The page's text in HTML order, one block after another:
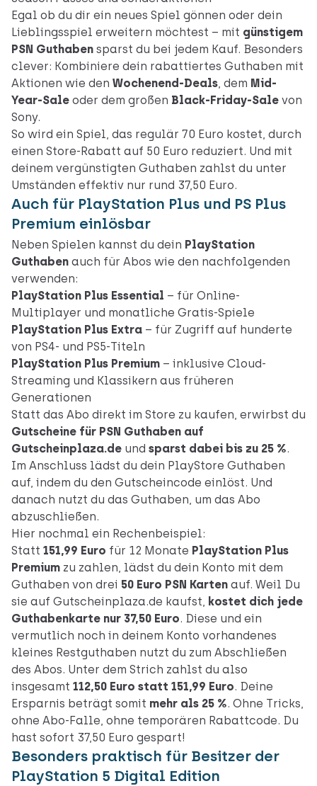
Egal ob du dir ein neues Spiel gönnen oder dein
Lieblingsspiel erweitern möchtest – mit günstigem
PSN Guthaben sparst du bei jedem Kauf. Besonders
clever: Kombiniere dein rabattiertes Guthaben mit
Aktionen wie den Wochenend-Deals, dem Mid-
Year-Sale oder dem großen Black-Friday-Sale von
Sony.
So wird ein Spiel, das regulär 70 Euro kostet, durch
einen Store-Rabatt auf 50 Euro reduziert. Und mit
deinem vergünstigten Guthaben zahlst du unter
Umständen effektiv nur rund 37,50 Euro.
Auch für PlayStation Plus und PS Plus
Premium einlösbar
Neben Spielen kannst du dein PlayStation
Guthaben auch für Abos wie den nachfolgenden
verwenden:
PlayStation Plus Essential – für Online-
Multiplayer und monatliche Gratis-Spiele
PlayStation Plus Extra – für Zugriff auf hunderte
von PS4- und PS5-Titeln
PlayStation Plus Premium – inklusive Cloud-
Streaming und Klassikern aus früheren
Generationen
Statt das Abo direkt im Store zu kaufen, erwirbst du
Gutscheine für PSN Guthaben auf
Gutscheinplaza.de und sparst dabei bis zu 25 %.
Im Anschluss lädst du dein PlayStore Guthaben
auf, indem du den Gutscheincode einlöst. Und
danach nutzt du das Guthaben, um das Abo
abzuschließen.
Hier nochmal ein Rechenbeispiel:
Statt 151,99 Euro für 12 Monate PlayStation Plus
Premium zu zahlen, lädst du dein Konto mit dem
Guthaben von drei 50 Euro PSN Karten auf. Weil Du
sie auf Gutscheinplaza.de kaufst, kostet dich jede
Guthabenkarte nur 37,50 Euro. Diese und ein
vermutlich noch in deinem Konto vorhandenes
kleines Restguthaben nutzt du zum Abschließen
des Abos. Unter dem Strich zahlst du also
insgesamt 112,50 Euro statt 151,99 Euro. Deine
Ersparnis beträgt somit mehr als 25 %. Ohne Tricks,
ohne Abo-Falle, ohne temporären Rabattcode. Du
hast sofort 37,50 Euro gespart!
Besonders praktisch für Besitzer der
PlayStation 5 Digital Edition